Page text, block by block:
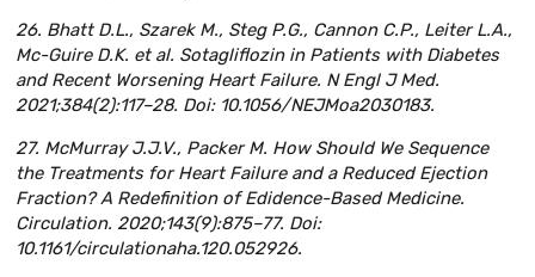
26. Bhatt D.L., Szarek M., Steg P.G., Cannon C.P., Leiter L.A.,
Mc-Guire D.K. et al. Sotagliflozin in Patients with Diabetes
and Recent Worsening Heart Failure. N Engl J Med.
2021;384(2):117–28. Doi: 10.1056/NEJMoa2030183.
27. McMurray J.J.V., Packer M. How Should We Sequence
the Treatments for Heart Failure and a Reduced Ejection
Fraction? A Redefinition of Edidence-Based Medicine.
Circulation. 2020;143(9):875–77. Doi:
10.1161/circulationaha.120.052926.